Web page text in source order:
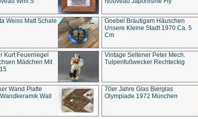
Weiss Matt Schale
Goebel Bräutigam Häuschen
Unsere Kleine Stadt 1970 Ca. 5
Cm
Kurt Feuerriegel
Mädchen Mit
Vintage Seltener Peter Mech.
Tulpenfußwecker Rechteckig
Wand Platte
Wall
70er Jahre Glas Bierglas
Olympiade 1972 München